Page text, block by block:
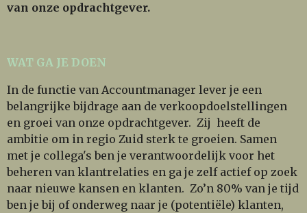
van onze opdrachtgever.
WAT GA JE DOEN
In de functie van Accountmanager lever je een
belangrijke bijdrage aan de verkoopdoelstellingen
en groei van onze opdrachtgever. Zij heeft de
ambitie om in regio Zuid sterk te groeien. Samen
met je collega's ben je verantwoordelijk voor het
beheren van klantrelaties en ga je zelf actief op zoek
naar nieuwe kansen en klanten. Zo’n 80% van je tijd
ben je bij of onderweg naar je (potentiële) klanten,